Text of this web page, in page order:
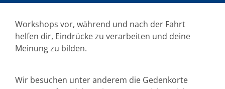
Workshops vor, während und nach der Fahrt
helfen dir, Eindrücke zu verarbeiten und deine
Meinung zu bilden.
Wir besuchen unter anderem die Gedenkorte